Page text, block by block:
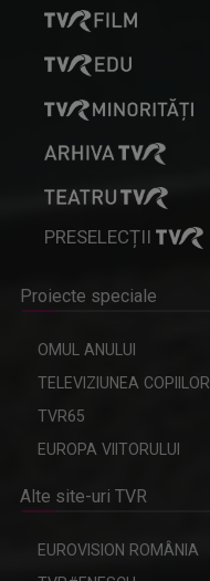
PRESELECȚII
Proiecte speciale
OMUL ANULUI
TELEVIZIUNEA COPIILOR
TVR65
EUROPA VIITORULUI
Alte site-uri TVR
EUROVISION ROMÂNIA